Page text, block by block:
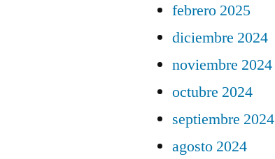
febrero 2025
diciembre 2024
noviembre 2024
octubre 2024
septiembre 2024
agosto 2024